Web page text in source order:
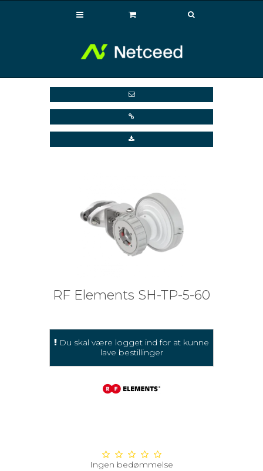
RF Elements SH-TP-5-60
Du skal være logget ind for at kunne
lave bestillinger
Ingen bedømmelse